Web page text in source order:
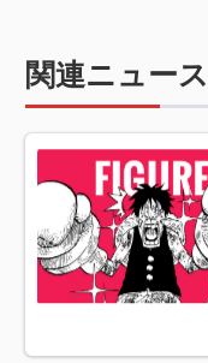
関連ニュース